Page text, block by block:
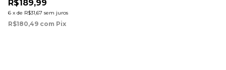
G7 G8 (com ar) 2008 à 2024
R$189,99
6 x de R$31,67 sem juros
R$180,49 com Pix